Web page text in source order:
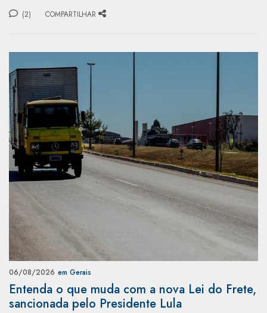
(2) COMPARTILHAR
06/08/2026 em Gerais
Entenda o que muda com a nova Lei do Frete,
sancionada pelo Presidente Lula